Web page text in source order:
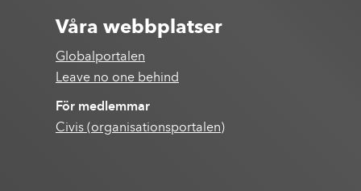
Våra webbplatser
Globalportalen
Leave no one behind
För medlemmar
Civis (organisationsportalen)